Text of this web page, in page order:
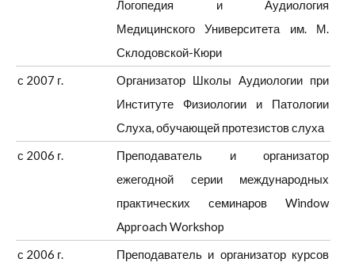
Логопедия и Аудиология
Медицинского Университета им. М.
Склодовской-Кюри
с 2007 г.
Организатор Школы Аудиологии при
Институте Физиологии и Патологии
Слуха, обучающей протезистов слуха
с 2006 г.
Преподаватель и организатор
ежегодной серии международных
практических семинаров Window
Approach Workshop
с 2006 г.
Преподаватель и организатор курсов